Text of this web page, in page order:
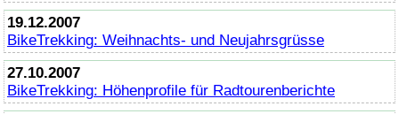
19.12.2007
BikeTrekking: Weihnachts- und Neujahrsgrüsse
27.10.2007
BikeTrekking: Höhenprofile für Radtourenberichte